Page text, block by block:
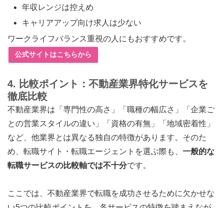
年収レンジは控えめ
キャリアアップ向け求人は少ない
ワークライフバランス重視の人にもおすすめです。
公式サイトはこちらから
4. 比較ポイント：不動産業界特化サービスを
徹底比較
不動産業界は「専門性の高さ」「職種の幅広さ」「企業ご
との営業スタイルの違い」「資格の有無」「地域密着性」
など、他業界とは異なる独自の特徴があります。そのた
め、転職サイト・転職エージェントを選ぶ際も、 一般的な
転職サービスの比較軸では不十分です。
ここでは、不動産業界で転職を成功させるために欠かせな